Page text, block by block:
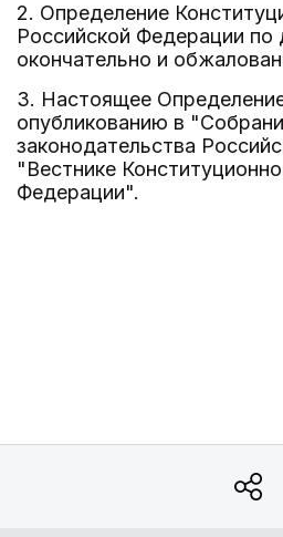
2. Определение
Российской Федерации
окончательно и
3. Настоящее
опубликованию в
законодательства
"Вестнике
Федерации".